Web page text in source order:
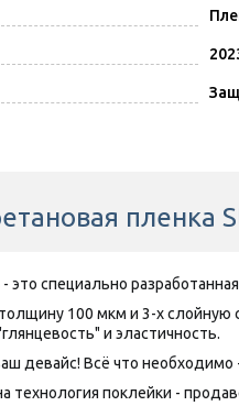
пленка
- это специально
100 мкм и 3-х слойную
и эластичность.
девайс! Всё что необходимо
технология поклейки -